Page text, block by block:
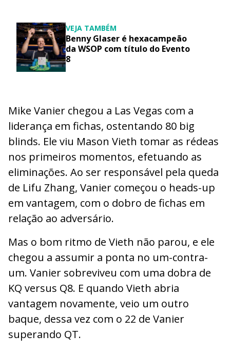
VEJA TAMBÉM
Benny Glaser é hexacampeão
da WSOP com título do Evento
8
Mike Vanier chegou a Las Vegas com a
liderança em fichas, ostentando 80 big
blinds. Ele viu Mason Vieth tomar as rédeas
nos primeiros momentos, efetuando as
eliminações. Ao ser responsável pela queda
de Lifu Zhang, Vanier começou o heads-up
em vantagem, com o dobro de fichas em
relação ao adversário.
Mas o bom ritmo de Vieth não parou, e ele
chegou a assumir a ponta no um-contra-
um. Vanier sobreviveu com uma dobra de
KQ versus Q8. E quando Vieth abria
vantagem novamente, veio um outro
baque, dessa vez com o 22 de Vanier
superando QT.